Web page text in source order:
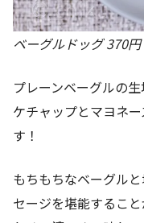
ベーグルドッグ 370円
プレーンベーグルの
ケチャップとマヨネ
す！
もちもちなベーグル
セージを堪能するこ